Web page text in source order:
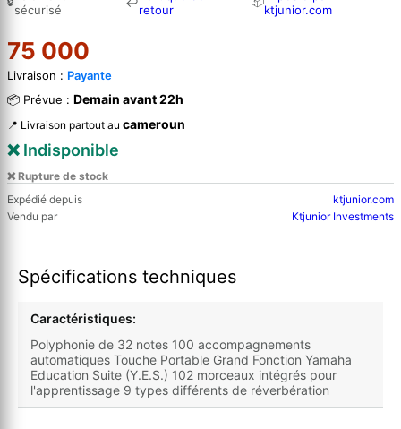
sécurisé
retour
ktjunior.com
75 000
Livraison : Payante
📦 Prévue : Demain avant 22h
📍 Livraison partout au cameroun
❌ Indisponible
❌ Rupture de stock
Expédié depuis
ktjunior.com
Vendu par
Ktjunior Investments
Spécifications techniques
Caractéristiques:
Polyphonie de 32 notes 100 accompagnements
automatiques Touche Portable Grand Fonction Yamaha
Education Suite (Y.E.S.) 102 morceaux intégrés pour
l'apprentissage 9 types différents de réverbération